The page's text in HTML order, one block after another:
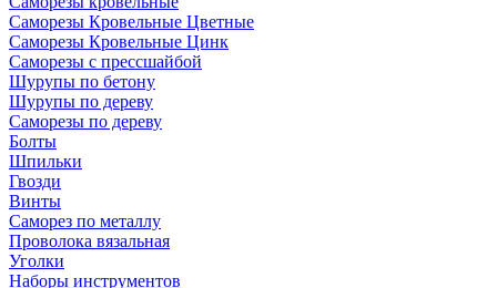
Саморезы Кровельные Цветные
Саморезы Кровельные Цинк
Саморезы с прессшайбой
Шурупы по бетону
Шурупы по дереву
Саморезы по дереву
Болты
Шпильки
Гвозди
Винты
Саморез по металлу
Проволока вязальная
Уголки
Наборы инструментов